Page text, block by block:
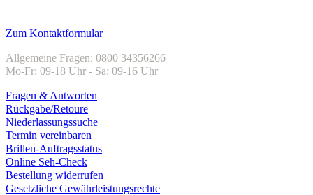
Zum Kontaktformular
Allgemeine Fragen: 0800 34356266
Mo-Fr: 09-18 Uhr - Sa: 09-16 Uhr
Fragen & Antworten
Rückgabe/Retoure
Niederlassungssuche
Termin vereinbaren
Brillen-Auftragsstatus
Online Seh-Check
Bestellung widerrufen
Gesetzliche Gewährleistungsrechte